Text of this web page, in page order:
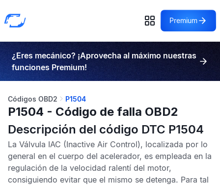
Premium
¿Eres mecánico? ¡Aprovecha al máximo nuestras
funciones Premium!
Códigos OBD2 P1504
P1504 - Código de falla OBD2
Descripción del código DTC P1504
La Válvula IAC (Inactive Air Control), localizada por lo
general en el cuerpo del acelerador, es empleada en la
regulación de la velocidad ralentí del motor,
consiguiendo evitar que el mismo se detenga. Para tal